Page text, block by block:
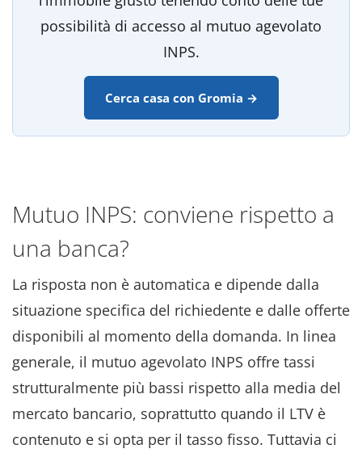
possibilità di accesso al mutuo agevolato
INPS.
Cerca casa con Gromia →
Mutuo INPS: conviene rispetto a
una banca?
La risposta non è automatica e dipende dalla
situazione specifica del richiedente e dalle offerte
disponibili al momento della domanda. In linea
generale, il mutuo agevolato INPS offre tassi
strutturalmente più bassi rispetto alla media del
mercato bancario, soprattutto quando il LTV è
contenuto e si opta per il tasso fisso. Tuttavia ci